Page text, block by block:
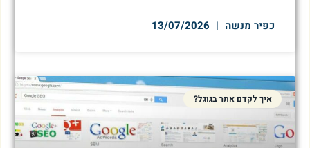
כפיר מנשה
איך לקדם אתר בגוגל?